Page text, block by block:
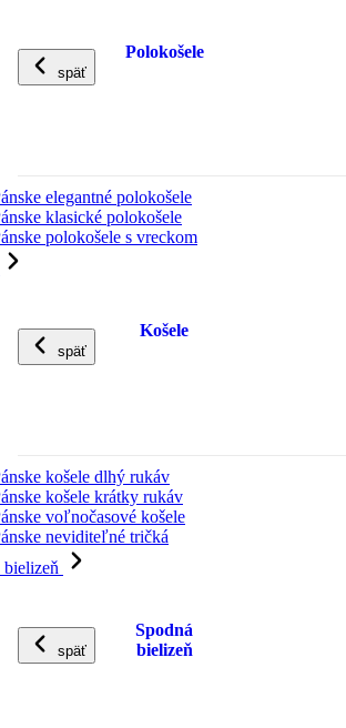
späť
Polokošele
elegantné polokošele
klasické polokošele
polokošele s vreckom
späť
Košele
košele dlhý rukáv
košele krátky rukáv
voľnočasové košele
neviditeľné tričká
bielizeň
späť
Spodná
bielizeň